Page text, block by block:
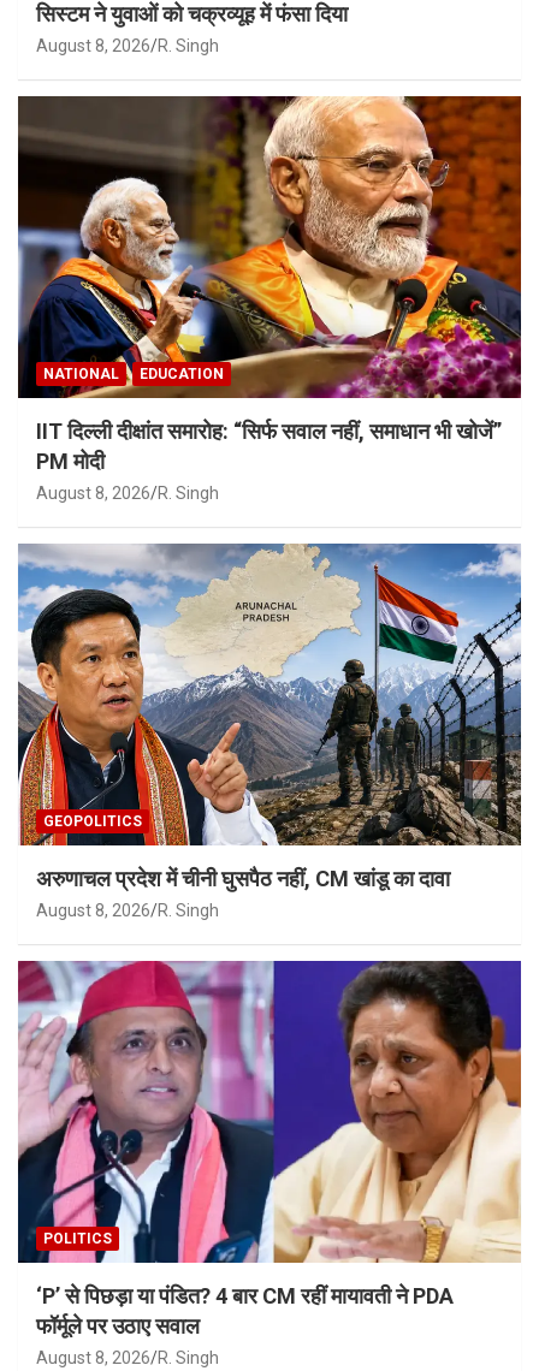
सिस्टम ने युवाओं को चक्रव्यूह में फंसा दिया
August 8, 2026 R. Singh
NATIONAL EDUCATION
IIT दिल्ली दीक्षांत समारोह: “सिर्फ सवाल नहीं, समाधान भी खोजें”
PM मोदी
August 8, 2026 R. Singh
GEOPOLITICS
अरुणाचल प्रदेश में चीनी घुसपैठ नहीं, CM खांडू का दावा
August 8, 2026 R. Singh
POLITICS
‘P’ से पिछड़ा या पंडित? 4 बार CM रहीं मायावती ने PDA
फॉर्मूले पर उठाए सवाल
August 8, 2026 R. Singh